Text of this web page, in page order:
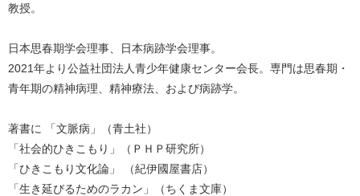
教授。
日本思春期学会理事、日本病跡学会理事。
2021年より公益社団法人青少年健康センター会長。 専門は思春期・
青年期の精神病理、精神療法、および病跡学。
著書に 「文脈病」（青土社）
「社会的ひきこもり」（ＰＨＰ研究所）
「ひきこもり文化論」 （紀伊國屋書店）
「生き延びるためのラカン」（ちくま文庫）